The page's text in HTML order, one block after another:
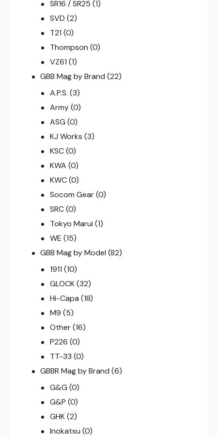
SR16 / SR25 (1)
SVD (2)
T21 (0)
Thompson (0)
VZ61 (1)
GBB Mag by Brand (22)
A.P.S. (3)
Army (0)
ASG (0)
KJ Works (3)
KSC (0)
KWA (0)
KWC (0)
Socom Gear (0)
SRC (0)
Tokyo Marui (1)
WE (15)
GBB Mag by Model (82)
1911 (10)
GLOCK (32)
Hi-Capa (18)
M9 (5)
Other (16)
P226 (0)
TT-33 (0)
GBBR Mag by Brand (6)
G&G (0)
G&P (0)
GHK (2)
Inokatsu (0)